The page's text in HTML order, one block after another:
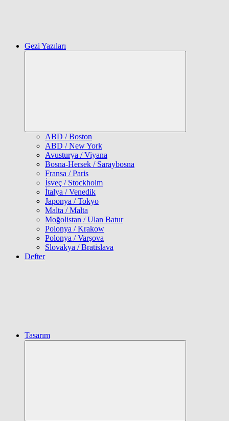
Gezi Yazıları
ABD / Boston
ABD / New York
Avusturya / Viyana
Bosna-Hersek / Saraybosna
Fransa / Paris
İsveç / Stockholm
İtalya / Venedik
Japonya / Tokyo
Malta / Malta
Moğolistan / Ulan Batur
Polonya / Krakow
Polonya / Varşova
Slovakya / Bratislava
Defter
Tasarım